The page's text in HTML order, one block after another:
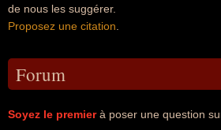
de nous les suggérer.
Proposez une citation
Forum
Soyez le premierà poser une question